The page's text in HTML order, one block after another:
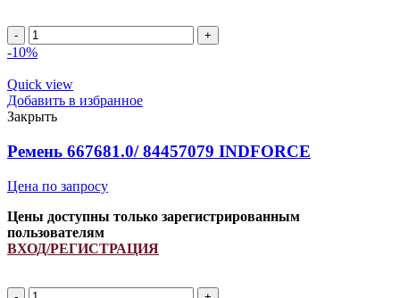
2HB
2450Lp/
(PCM
6201430)
ремень
многоручьевой
INDFORCE
Unlimit
-10%
Quick view
Добавить в избранное
Закрыть
Ремень 667681.0/ 84457079 INDFORCE
Цена по запросу
Цены доступны только зарегистрированным
пользователям
ВХОД/РЕГИСТРАЦИЯ
Ремень